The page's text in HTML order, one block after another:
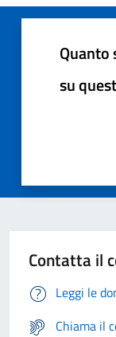
Quanto
su
Contatta il
Leggi le
Chiama il